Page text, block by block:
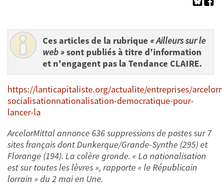
Ces articles de la rubrique « Ailleurs sur le
web »sont publiés à titre d'information
et n'engagent pas la Tendance CLAIRE.
https://lanticapitaliste.org/actualite/entreprises/
socialisationnationalisation-democratique-pour-
lancer-la
ArcelorMittal annonce 636 suppressions de postes sur 7
sites français dont Dunkerque/Grande-Synthe (295) et
Florange (194). La colère gronde. « La nationalisation
est sur toutes les lèvres », rapporte « le Républicain
lorrain » du 2 mai en Une.